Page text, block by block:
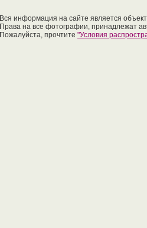
Вся информация на сайте является
Права на все фотографии, принадлежат
Пожалуйста, прочтите "Условия